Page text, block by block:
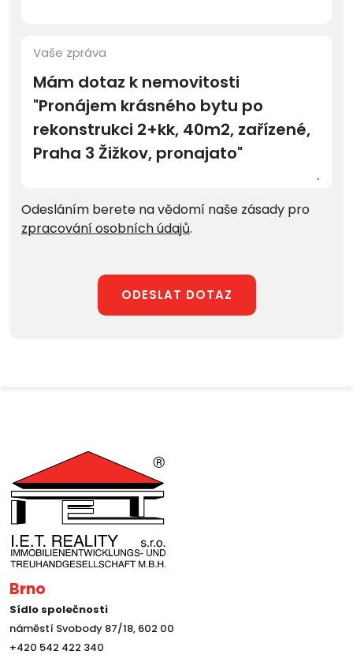
Vaše zpráva
Odesláním berete na vědomí naše zásady pro
zpracování osobních údajů.
ODESLAT DOTAZ
Brno
Sídlo společnosti
náměstí Svobody 87/18, 602 00
+420 542 422 340